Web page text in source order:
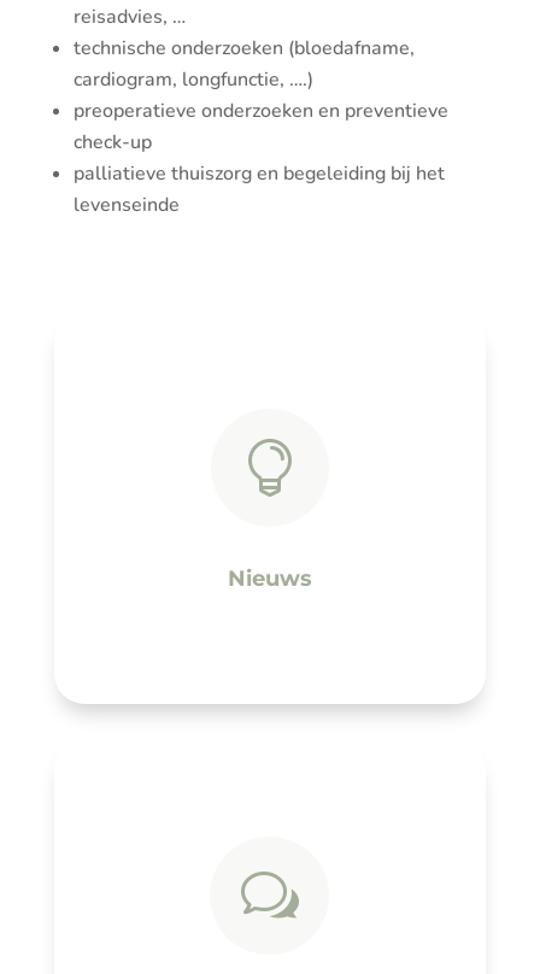
reisadvies, …
technische onderzoeken (bloedafname,
cardiogram, longfunctie, ….)
preoperatieve onderzoeken en preventieve
check-up
palliatieve thuiszorg en begeleiding bij het
levenseinde

Nieuws
w